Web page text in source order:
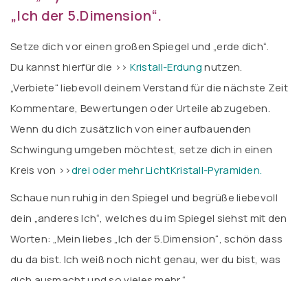
„Ich der 5.Dimension“.
Setze dich vor einen großen Spiegel und „erde dich“.
Du kannst hierfür die >> Kristall-Erdungnutzen.
„Verbiete“ liebevoll deinem Verstand für die nächste Zeit
Kommentare, Bewertungen oder Urteile abzugeben.
Wenn du dich zusätzlich von einer aufbauenden
Schwingung umgeben möchtest, setze dich in einen
Kreis von >>drei oder mehr LichtKristall-Pyramiden.
Schaue nun ruhig in den Spiegel und begrüße liebevoll
dein „anderes Ich“, welches du im Spiegel siehst mit den
Worten: „Mein liebes „Ich der 5.Dimension“, schön dass
du da bist. Ich weiß noch nicht genau, wer du bist, was